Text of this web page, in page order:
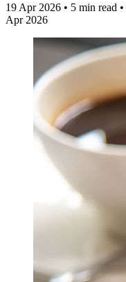
19 Apr 2026 • 5 min read •
Apr 2026